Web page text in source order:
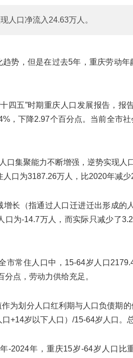
人口净流入24.63万人。
势，但是在过去5年，重庆劳动
四五”时期重庆人口发展报告，报
，下降2.97个百分点。当前全市
口集聚能力不断增强，逆势实现
口为3187.26万人，比2020年减少
增长（指通过人口迁进迁出形成的
口为-14.7万人，而实际只减少了
市常住人口中，15-64岁人口
点，劳动力供给充足。
为划分人口红利期与人口负债期
+14岁以下人口）/15-64岁人口。‌
-2024年，重庆15岁-64岁人口比